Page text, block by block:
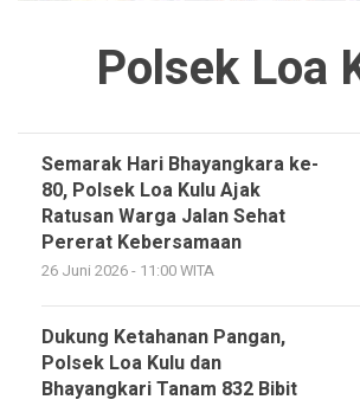
Polsek Loa
Semarak Hari Bhayangkara ke-
80, Polsek Loa Kulu Ajak
Ratusan Warga Jalan Sehat
Pererat Kebersamaan
26 Juni 2026 - 11:00 WITA
Dukung Ketahanan Pangan,
Polsek Loa Kulu dan
Bhayangkari Tanam 832 Bibit